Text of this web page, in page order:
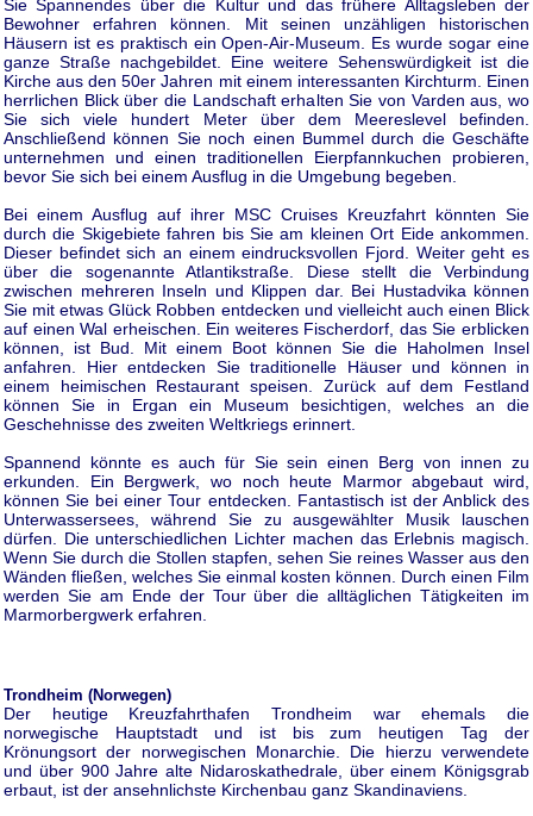
Sie Spannendes über die Kultur und das frühere Alltagsleben der
Bewohner erfahren können. Mit seinen unzähligen historischen
Häusern ist es praktisch ein Open-Air-Museum. Es wurde sogar eine
ganze Straße nachgebildet. Eine weitere Sehenswürdigkeit ist die
Kirche aus den 50er Jahren mit einem interessanten Kirchturm. Einen
herrlichen Blick über die Landschaft erhalten Sie von Varden aus, wo
Sie sich viele hundert Meter über dem Meereslevel befinden.
Anschließend können Sie noch einen Bummel durch die Geschäfte
unternehmen und einen traditionellen Eierpfannkuchen probieren,
bevor Sie sich bei einem Ausflug in die Umgebung begeben.
Bei einem Ausflug auf ihrer MSC Cruises Kreuzfahrt könnten Sie
durch die Skigebiete fahren bis Sie am kleinen Ort Eide ankommen.
Dieser befindet sich an einem eindrucksvollen Fjord. Weiter geht es
über die sogenannte Atlantikstraße. Diese stellt die Verbindung
zwischen mehreren Inseln und Klippen dar. Bei Hustadvika können
Sie mit etwas Glück Robben entdecken und vielleicht auch einen Blick
auf einen Wal erheischen. Ein weiteres Fischerdorf, das Sie erblicken
können, ist Bud. Mit einem Boot können Sie die Haholmen Insel
anfahren. Hier entdecken Sie traditionelle Häuser und können in
einem heimischen Restaurant speisen. Zurück auf dem Festland
können Sie in Ergan ein Museum besichtigen, welches an die
Geschehnisse des zweiten Weltkriegs erinnert.
Spannend könnte es auch für Sie sein einen Berg von innen zu
erkunden. Ein Bergwerk, wo noch heute Marmor abgebaut wird,
können Sie bei einer Tour entdecken. Fantastisch ist der Anblick des
Unterwassersees, während Sie zu ausgewählter Musik lauschen
dürfen. Die unterschiedlichen Lichter machen das Erlebnis magisch.
Wenn Sie durch die Stollen stapfen, sehen Sie reines Wasser aus den
Wänden fließen, welches Sie einmal kosten können. Durch einen Film
werden Sie am Ende der Tour über die alltäglichen Tätigkeiten im
Marmorbergwerk erfahren.
Trondheim (Norwegen)
Der heutige Kreuzfahrthafen Trondheim war ehemals die
norwegische Hauptstadt und ist bis zum heutigen Tag der
Krönungsort der norwegischen Monarchie. Die hierzu verwendete
und über 900 Jahre alte Nidaroskathedrale, über einem Königsgrab
erbaut, ist der ansehnlichste Kirchenbau ganz Skandinaviens.